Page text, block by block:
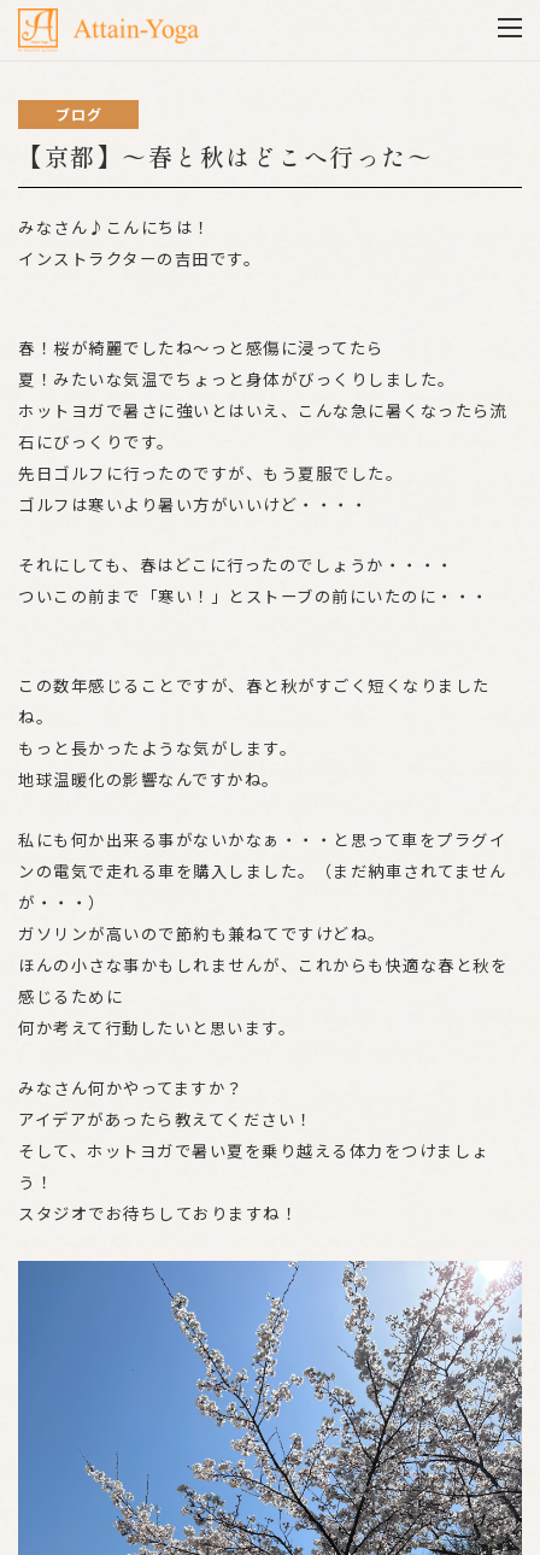
ブログ
【京都】〜春と秋はどこへ行った〜
みなさん♪こんにちは！
インストラクターの吉田です。
春！桜が綺麗でしたね〜っと感傷に浸ってたら
夏！みたいな気温でちょっと身体がびっくりしました。
ホットヨガで暑さに強いとはいえ、こんな急に暑くなったら流
石にびっくりです。
先日ゴルフに行ったのですが、もう夏服でした。
ゴルフは寒いより暑い方がいいけど・・・・
それにしても、春はどこに行ったのでしょうか・・・・
ついこの前まで「寒い！」とストーブの前にいたのに・・・
この数年感じることですが、春と秋がすごく短くなりました
ね。
もっと長かったような気がします。
地球温暖化の影響なんですかね。
私にも何か出来る事がないかなぁ・・・と思って車をプラグイ
ンの電気で走れる車を購入しました。（まだ納車されてません
が・・・）
ガソリンが高いので節約も兼ねてですけどね。
ほんの小さな事かもしれませんが、これからも快適な春と秋を
感じるために
何か考えて行動したいと思います。
みなさん何かやってますか？
アイデアがあったら教えてください！
そして、ホットヨガで暑い夏を乗り越える体力をつけましょ
う！
スタジオでお待ちしておりますね！